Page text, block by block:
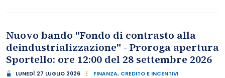
Nuovo bando "Fondo di contrasto alla
deindustrializzazione" - Proroga apertura
Sportello: ore 12:00 del 28 settembre 2026
LUNEDÌ 27 LUGLIO 2026 FINANZA, CREDITO E INCENTIVI